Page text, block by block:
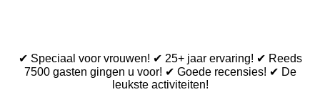
✔ Speciaal voor vrouwen! ✔ 25+ jaar ervaring! ✔ Reeds
7500 gasten gingen u voor! ✔ Goede recensies! ✔ De
leukste activiteiten!